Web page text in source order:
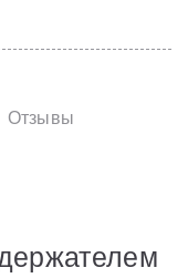
Отзывы